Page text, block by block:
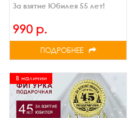
За взятие Юбилея 55 лет!
990 р.
ПОДРОБНЕЕ
В наличии